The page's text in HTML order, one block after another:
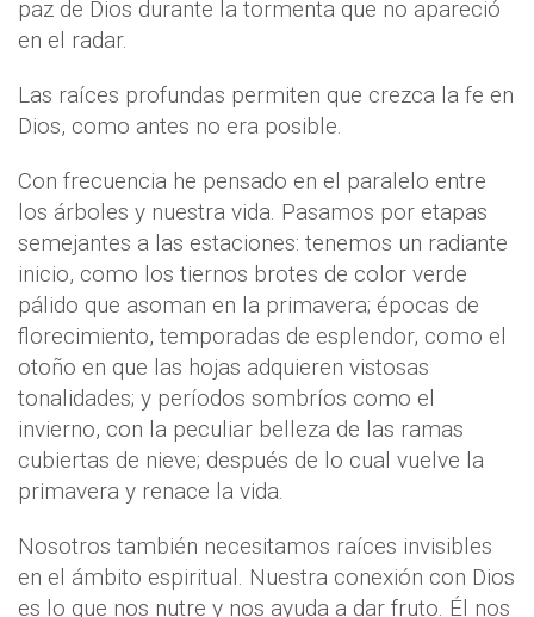
paz de Dios durante la tormenta que no apareció
en el radar.
Las raíces profundas permiten que crezca la fe en
Dios, como antes no era posible.
Con frecuencia he pensado en el paralelo entre
los árboles y nuestra vida. Pasamos por etapas
semejantes a las estaciones: tenemos un radiante
inicio, como los tiernos brotes de color verde
pálido que asoman en la primavera; épocas de
florecimiento, temporadas de esplendor, como el
otoño en que las hojas adquieren vistosas
tonalidades; y períodos sombríos como el
invierno, con la peculiar belleza de las ramas
cubiertas de nieve; después de lo cual vuelve la
primavera y renace la vida.
Nosotros también necesitamos raíces invisibles
en el ámbito espiritual. Nuestra conexión con Dios
es lo que nos nutre y nos ayuda a dar fruto. Él nos